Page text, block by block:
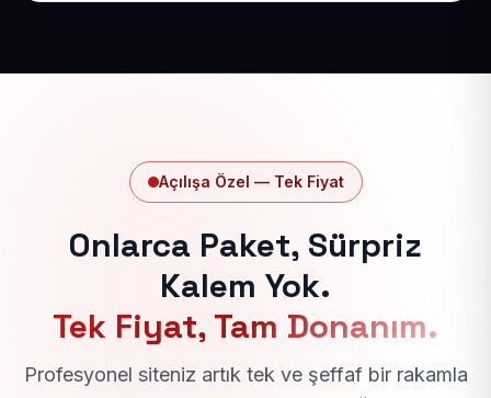
Açılışa Özel — Tek Fiyat
Onlarca Paket, Sürpriz
Kalem Yok.
Tek Fiyat, Tam Donanım.
Profesyonel siteniz artık tek ve şeffaf bir rakamla